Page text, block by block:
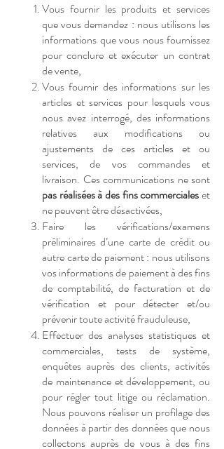
Vous fournir les produits et services
que vous demandez : nous utilisons les
informations que vous nous fournissez
pour conclure et exécuter un contrat
de vente,
Vous fournir des informations sur les
articles et services pour lesquels vous
nous avez interrogé, des informations
relatives aux modifications ou
ajustements de ces articles et ou
services, de vos commandes et
livraison. Ces communications ne sont
pas réalisées à des fins commercialeset
ne peuvent être désactivées,
Faire les vérifications/examens
préliminaires d’une carte de crédit ou
autre carte de paiement : nous utilisons
vos informations de paiement à des fins
de comptabilité, de facturation et de
vérification et pour détecter et/ou
prévenir toute activité frauduleuse,
Effectuer des analyses statistiques et
commerciales, tests de système,
enquêtes auprès des clients, activités
de maintenance et développement, ou
pour régler tout litige ou réclamation.
Nous pouvons réaliser un profilage des
données à partir des données que nous
collectons auprès de vous à des fins